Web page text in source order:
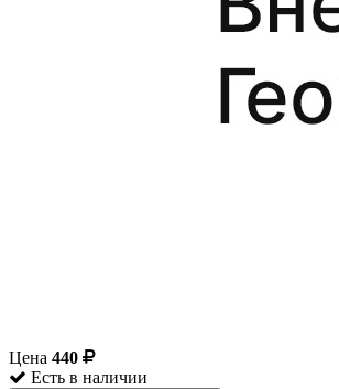
Цена 440
Есть в наличии